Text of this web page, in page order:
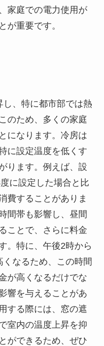
家庭での電力使用が
が重要です。
、特に都市部では熱
のため、多くの家庭
になります。冷房は
に設定温度を低くす
ります。例えば、設
に設定した場合と比
費することがありま
間帯も影響し、昼間
ことで、さらに料金
。特に、午後2時から
なるため、この時間
が高くなるだけでな
響を与えることがあ
する際には、窓の遮
室内の温度上昇を抑
ができるため、ぜひ